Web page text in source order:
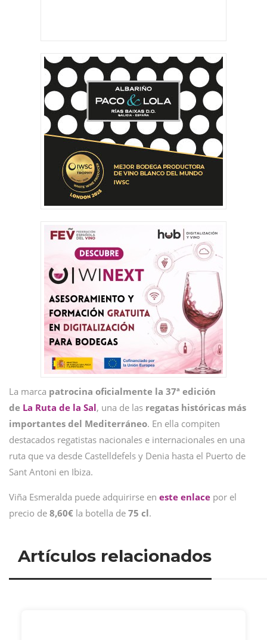
La marca patrocina oficialmente la 37ª edición
de La Ruta de la Sal, una de las regatas históricas más
importantes del Mediterráneo. En ella compiten
destacados regatistas nacionales e internacionales en una
ruta que va desde Castelldefels y Denia hasta el Puerto de
Sant Antoni en Ibiza.
Viña Esmeralda puede adquirirse en este enlace por el
precio de 8,60€ la botella de 75 cl.
Artículos relacionados